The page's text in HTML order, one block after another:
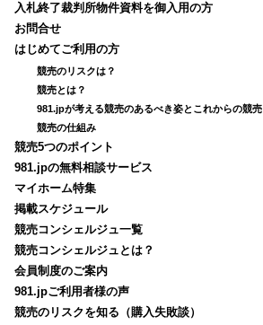
入札終了裁判所物件資料を御入用の方
お問合せ
はじめてご利用の方
競売のリスクは？
競売とは？
981.jpが考える競売のあるべき姿とこれからの競売
競売の仕組み
競売5つのポイント
981.jpの無料相談サービス
マイホーム特集
掲載スケジュール
競売コンシェルジュ一覧
競売コンシェルジュとは？
会員制度のご案内
981.jpご利用者様の声
競売のリスクを知る（購入失敗談）